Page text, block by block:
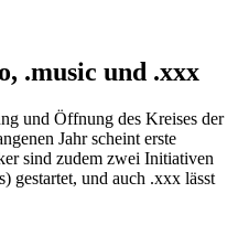
.music und .xxx
und Öffnung des Kreises der
Jahr scheint erste
sind zudem zwei Initiativen
gestartet, und auch .xxx lässt